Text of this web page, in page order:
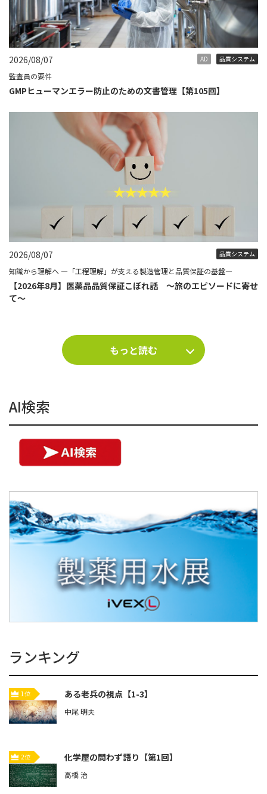
2026/08/07 AD 品質システム
監査員の要件
GMPヒューマンエラー防止のための文書管理【第105回】
2026/08/07 品質システム
知識から理解へ ―「工程理解」が支える製造管理と品質保証の基盤―
【2026年8月】医薬品品質保証こぼれ話 ～旅のエピソードに寄せ
て～
もっと読む
AI検索
ランキング
1位 ある老兵の視点【1-3】
中尾 明夫
2位 化学屋の問わず語り【第1回】
高橋 治